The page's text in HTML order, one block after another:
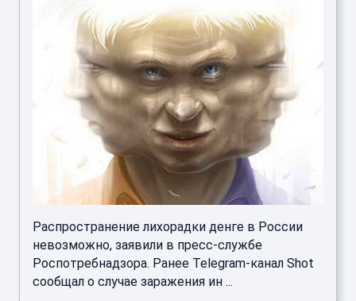
Распространение лихорадки денге в России
невозможно, заявили в пресс-службе
Роспотребнадзора. Ранее Telegram-канал Shot
сообщал о случае заражения ин ...